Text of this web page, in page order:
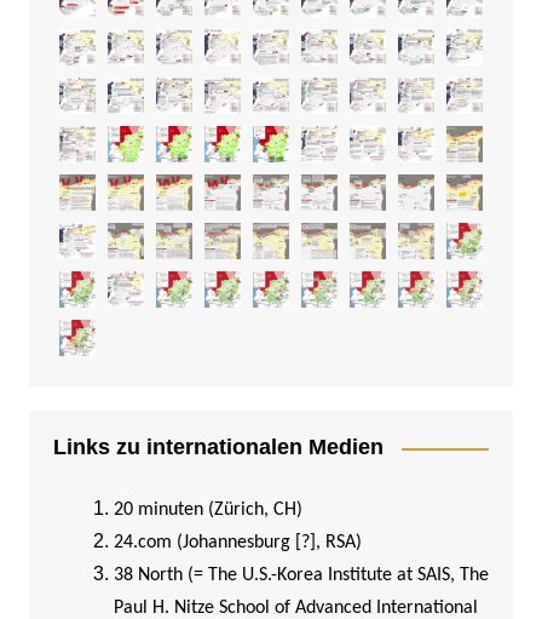
Links zu internationalen Medien
20 minuten (Zürich, CH)
24.com (Johannesburg [?], RSA)
38 North (= The U.S.-Korea Institute at SAIS, The
Paul H. Nitze School of Advanced International